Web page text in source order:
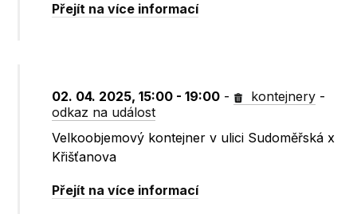
Přejít na více informací
02. 04. 2025, 15:00 - 19:00 - kontejnery -
odkaz na událost
Velkoobjemový kontejner v ulici Sudoměřská x
Křišťanova
Přejít na více informací